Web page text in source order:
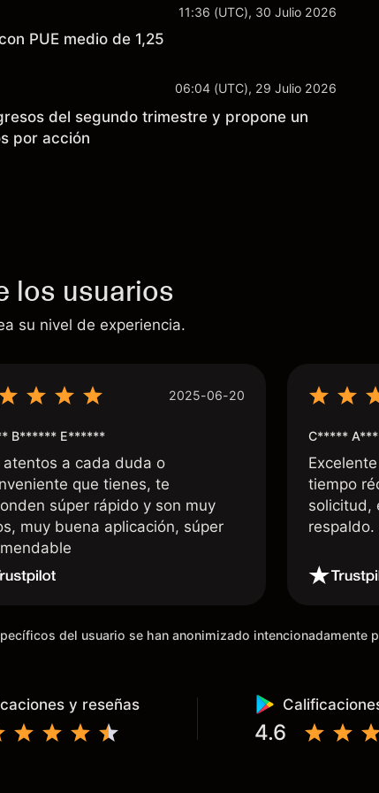
11:36 (UTC), 30 Julio 2026
PUE medio de 1,25
06:04 (UTC), 29 Julio 2026
del segundo trimestre y propone un
por acción
los usuarios
su nivel de experiencia.
2025-06-20
B****** E******
atentos a cada duda o
que tienes, te
súper rápido y son muy
muy buena aplicación, súper
C*****
tiempo
solicitud,
del usuario se han anonimizado
y reseñas
4.6